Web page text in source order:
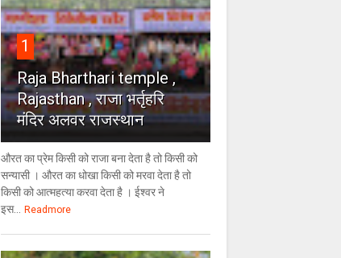
1
Raja Bharthari temple ,
Rajasthan , राजा भर्तृहरि
मंदिर अलवर राजस्थान
औरत का प्रेम किसी को राजा बना देता है तो किसी को
सन्यासी । औरत का धोखा किसी को मरवा देता है तो
किसी को आत्महत्या करवा देता है । ईश्वर ने
इस...
Readmore